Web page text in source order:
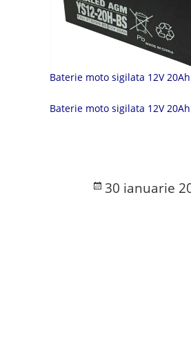
Baterie moto sigilata 12V 20Ah
Baterie moto sigilata 12V 20Ah
Posted
30 ianuarie